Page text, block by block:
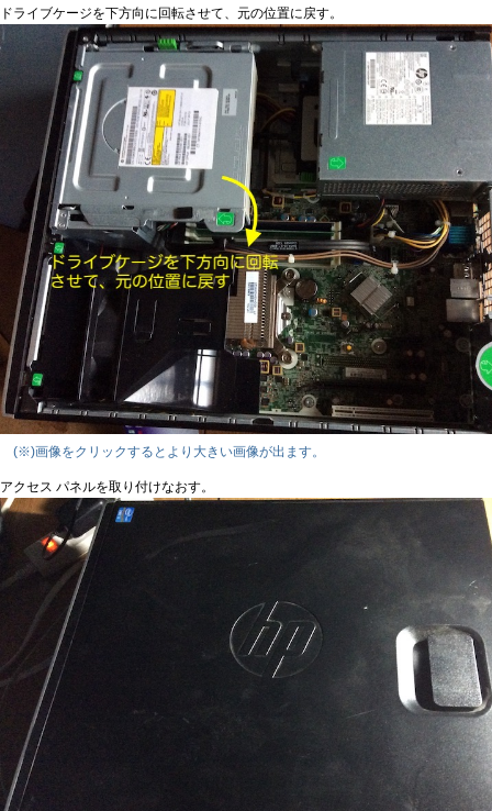
ドライブケージを下方向に回転させて、元の位置に戻す。
(※)画像をクリックするとより大きい画像が出ます。
アクセス パネルを取り付けなおす。